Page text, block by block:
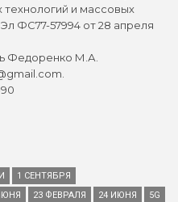
и массовых
ФС77-57994 от 28 апреля
Федоренко М.А.
1 СЕНТЯБРЯ
23 ФЕВРАЛЯ 24 ИЮНЯ
5G